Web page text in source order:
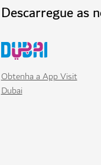
Descarregue as
Obtenha a App Visit
Dubai